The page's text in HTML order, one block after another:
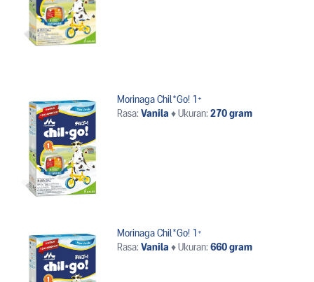
Morinaga Chil*Go! 1+
Rasa: Vanila ♦Ukuran: 270 gram
Morinaga Chil*Go! 1+
Rasa: Vanila ♦Ukuran: 660 gram